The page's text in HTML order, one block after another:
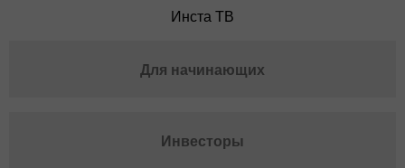
Инста ТВ
Для начинающих
Инвесторы